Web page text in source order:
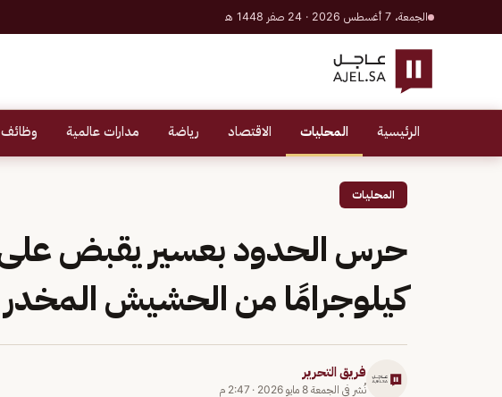
الجمعة، 7 أغسطس 2026 · 24 صفر 1448 هـ
الرئيسية المحليات الاقتصاد رياضة مدارات عالمية وظائف
المحليات
كيلوجرامًا من الحشيش المخدر
فريق التحرير
نُشر في الجمعة 8 مايو 2026 · 2:47 م